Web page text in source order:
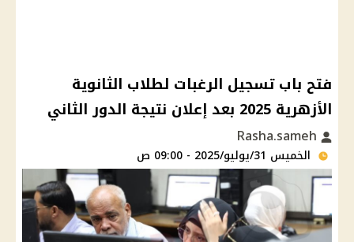
فتح باب تسجيل الرغبات لطلاب الثانوية
الأزهرية 2025 بعد إعلان نتيجة الدور الثاني
الخميس 31/يوليو/2025 - 09:00 ص